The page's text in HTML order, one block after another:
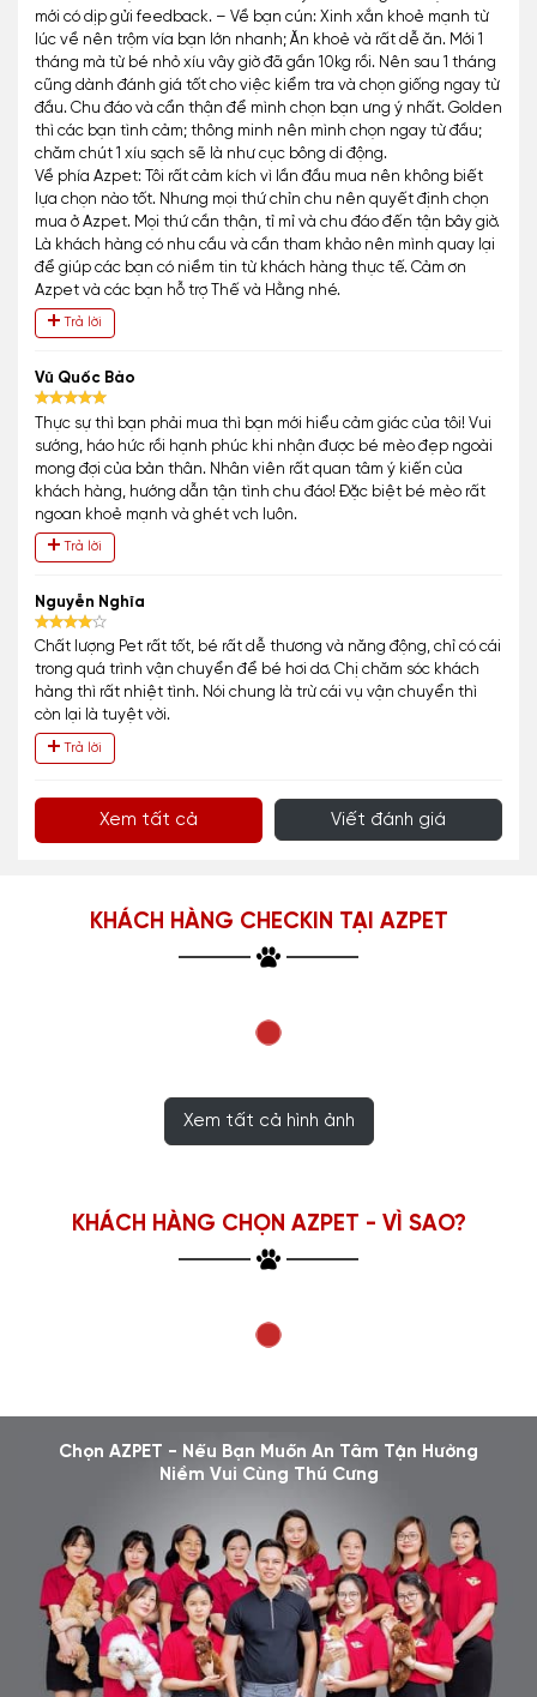
mới có dịp gửi feedback. – Về bạn cún: Xinh xắn khoẻ mạnh từ
lúc về nên trộm vía bạn lớn nhanh; Ăn khoẻ và rất dễ ăn. Mới 1
tháng mà từ bé nhỏ xíu vây giờ đã gần 10kg rồi. Nên sau 1 tháng
cũng dành đánh giá tốt cho việc kiểm tra và chọn giống ngay từ
đầu. Chu đáo và cẩn thận để mình chọn bạn ưng ý nhất. Golden
thì các bạn tình cảm; thông minh nên mình chọn ngay từ đầu;
chăm chút 1 xíu sạch sẽ là như cục bông di động.
Về phía Azpet: Tôi rất cảm kích vì lần đầu mua nên không biết
lựa chọn nào tốt. Nhưng mọi thứ chỉn chu nên quyết định chọn
mua ở Azpet. Mọi thứ cần thận, tỉ mỉ và chu đáo đến tận bây giờ.
Là khách hàng có nhu cầu và cần tham khảo nên mình quay lại
để giúp các bạn có niềm tin từ khách hàng thực tế. Cảm ơn
Azpet và các bạn hỗ trợ Thế và Hằng nhé.
Trả lời
Vũ Quốc Bảo
Thực sự thì bạn phải mua thì bạn mới hiểu cảm giác của tôi! Vui
sướng, háo hức rồi hạnh phúc khi nhận được bé mèo đẹp ngoài
mong đợi của bản thân. Nhân viên rất quan tâm ý kiến của
khách hàng, hướng dẫn tận tình chu đáo! Đặc biệt bé mèo rất
ngoan khoẻ mạnh và ghét vch luôn.
Trả lời
Nguyễn Nghĩa
Chất lượng Pet rất tốt, bé rất dễ thương và năng động, chỉ có cái
trong quá trình vận chuyển để bé hơi dơ. Chị chăm sóc khách
hàng thì rất nhiệt tình. Nói chung là trừ cái vụ vận chuyển thì
còn lại là tuyệt vời.
Trả lời
Xem tất cả Viết đánh giá
KHÁCH HÀNG CHECKIN TẠI AZPET
Xem tất cả hình ảnh
KHÁCH HÀNG CHỌN AZPET - VÌ SAO?
Chọn AZPET - Nếu Bạn Muốn An Tâm Tận Hưởng
Niềm Vui Cùng Thú Cưng